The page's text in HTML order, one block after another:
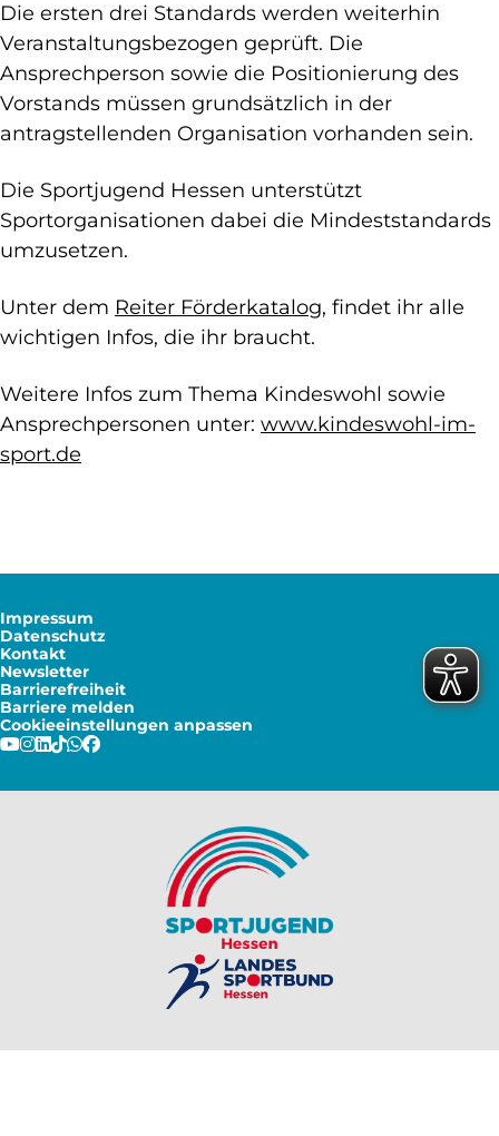
Die ersten drei Standards werden weiterhin
Veranstaltungsbezogen geprüft. Die
Ansprechperson sowie die Positionierung des
Vorstands müssen grundsätzlich in der
antragstellenden Organisation vorhanden sein.
Die Sportjugend Hessen unterstützt
Sportorganisationen dabei die Mindeststandards
umzusetzen.
Unter dem Reiter Förderkatalog, findet ihr alle
wichtigen Infos, die ihr braucht.
Weitere Infos zum Thema Kindeswohl sowie
Ansprechpersonen unter: www.kindeswohl-im-
sport.de
Impressum
Datenschutz
Kontakt
Newsletter
Barrierefreiheit
Barriere melden
Cookieeinstellungen anpassen